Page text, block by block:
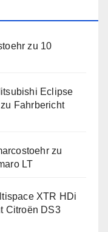
zu 10
Eclipse
zu Fahrbericht
zu
LT
XTR HDi
Citroën DS3